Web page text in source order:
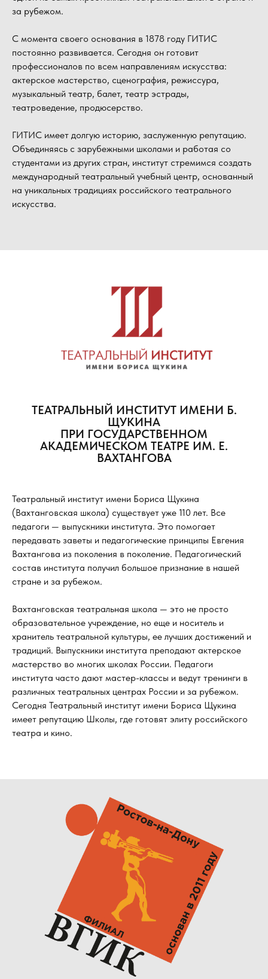
за рубежом.
С момента своего основания в 1878 году ГИТИС
постоянно развивается. Сегодня он готовит
профессионалов по всем направлениям искусства:
актерское мастерство, сценография, режиссура,
музыкальный театр, балет, театр эстрады,
театроведение, продюсерство.
ГИТИС имеет долгую историю, заслуженную репутацию.
Объединяясь с зарубежными школами и работая со
студентами из других стран, институт стремимся создать
международный театральный учебный центр, основанный
на уникальных традициях российского театрального
искусства.
ТЕАТРАЛЬНЫЙ ИНСТИТУТ ИМЕНИ Б.
ЩУКИНА
ПРИ ГОСУДАРСТВЕННОМ
АКАДЕМИЧЕСКОМ ТЕАТРЕ ИМ. Е.
ВАХТАНГОВА
Театральный институт имени Бориса Щукина
(Вахтанговская школа) существует уже 110 лет. Все
педагоги — выпускники института. Это помогает
передавать заветы и педагогические принципы Евгения
Вахтангова из поколения в поколение. Педагогический
состав института получил большое признание в нашей
стране и за рубежом.
Вахтанговская театральная школа — это не просто
образовательное учреждение, но еще и носитель и
хранитель театральной культуры, ее лучших достижений и
традиций. Выпускники института преподают актерское
мастерство во многих школах России. Педагоги
института часто дают мастер-классы и ведут тренинги в
различных театральных центрах России и за рубежом.
Сегодня Театральный институт имени Бориса Щукина
имеет репутацию Школы, где готовят элиту российского
театра и кино.